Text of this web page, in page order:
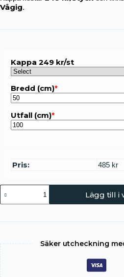
Vågig.
Kappa 249 kr/st
Bredd (cm)*
Utfall (cm)*
Pris: 485 kr
Lägg till i
Säker utcheckning